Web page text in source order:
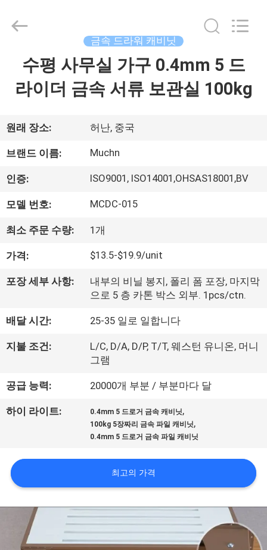
품
우
리
하
여
공
장
여
행
질
관
Industrial
Developed
금속 드라워 캐비닛
수평 사무실 가구 0.4mm 5 드
라이더 금속 서류 보관실 100kg
원래 장소: 허난, 중국
브랜드 이름: Muchn
인증: ISO9001, ISO14001,OHSAS18001,BV
모델 번호: MCDC-015
최소 주문 수량: 1개
가격: $13.5-$19.9/unit
포장 세부 사항:
내부의 비닐 봉지, 폴리 폼 포장, 마지막
으로 5 층 카톤 박스 외부. 1pcs/ctn.
배달 시간: 25-35 일로 일합니다
지불 조건:
L/C, D/A, D/P, T/T, 웨스턴 유니온, 머니
그램
공급 능력: 20000개 부분 / 부분마다 달
하이 라이트: 0.4mm 5 드로거 금속 캐비닛,
100kg 5장짜리 금속 파일 캐비닛,
0.4mm 5 드로거 금속 파일 캐비닛
최고의 가격